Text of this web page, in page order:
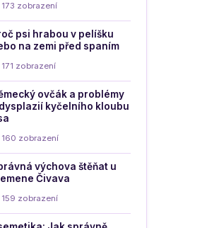
zobrazení
psi hrabou v pelíšku
na zemi před spaním
zobrazení
ovčák a problémy
kyčelního kloubu
zobrazení
výchova štěňat u
Čivava
zobrazení